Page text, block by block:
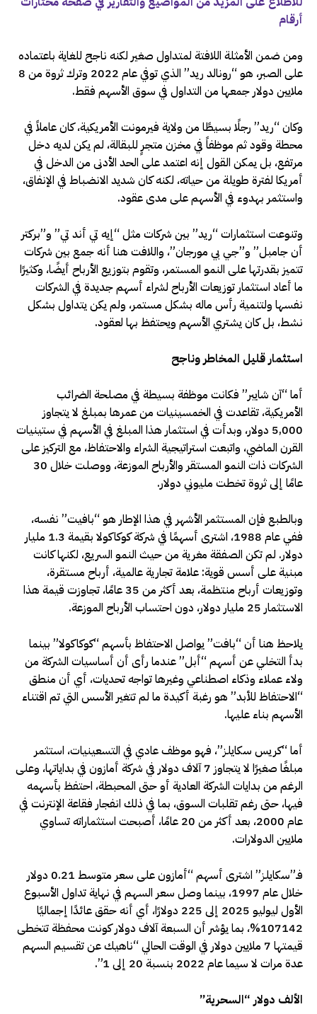
أرقام
ومن ضمن الأمثلة اللافتة لمتداول صغير لكنه ناجح للغاية باعتماده
على الصبر، هو “رونالد ريد” الذي توفي عام 2022 وترك ثروة من 8
ملايين دولار جمعها من التداول في سوق الأسهم فقط.
وكان “ريد” رجلًا بسيطًا من ولاية فيرمونت الأمريكية، كان عاملاً في
محطة وقود ثم موظفاً في مخزن متجرٍ للبقالة، لم يكن لديه دخل
مرتفع، بل يمكن القول إنه اعتمد على الحد الأدنى من الدخل في
أمريكا لفترة طويلة من حياته، لكنه كان شديد الانضباط في الإنفاق،
واستثمر بهدوء في الأسهم على مدى عقود.
وتنوعت استثمارات “ريد” بين شركات مثل “إيه تي أند تي” و”بركتر
أن جامبل” و”جي بي مورجان”، واللافت هنا أنه جمع بين شركات
تتميز بقدرتها على النمو المستمر، وتقوم بتوزيع الأرباح أيضًا، وكثيرًا
ما أعاد استثمار توزيعات الأرباح لشراء أسهم جديدة في الشركات
نفسها ولتنمية رأس ماله بشكل مستمر، ولم يكن يتداول بشكل
نشط، بل كان يشتري الأسهم ويحتفظ بها لعقود.
استثمار قليل المخاطر وناجح
أما “آن شايبر” فكانت موظفة بسيطة في مصلحة الضرائب
الأمريكية، تقاعدت في الخمسينيات من عمرها بمبلغ لا يتجاوز
5,000 دولار، وبدأت في استثمار هذا المبلغ في الأسهم في ستينيات
القرن الماضي، واتبعت استراتيجية الشراء والاحتفاظ، مع التركيز على
الشركات ذات النمو المستقر والأرباح الموزعة، ووصلت خلال 30
عامًا إلى ثروة تخطت مليوني دولار.
وبالطبع فإن المستثمر الأشهر في هذا الإطار هو “بافيت” نفسه،
ففي عام 1988، اشترى أسهمًا في شركة كوكاكولا بقيمة 1.3 مليار
دولار. لم تكن الصفقة مغرية من حيث النمو السريع، لكنها كانت
مبنية على أسس قوية: علامة تجارية عالمية، أرباح مستقرة،
وتوزيعات أرباح منتظمة، بعد أكثر من 35 عامًا، تجاوزت قيمة هذا
الاستثمار 25 مليار دولار، دون احتساب الأرباح الموزعة.
يلاحظ هنا أن “بافت” يواصل الاحتفاظ بأسهم “كوكاكولا” بينما
بدأ التخلي عن أسهم “أبل” عندما رأى أن أساسيات الشركة من
ولاء عملاء وذكاء اصطناعي وغيرها تواجه تحديات، أي أن منطق
“الاحتفاظ للأبد” هو رغبة أكيدة ما لم تتغير الأسس التي تم اقتناء
الأسهم بناء عليها.
أما “كريس سكايلز”، فهو موظف عادي في التسعينيات، استثمر
مبلغًا صغيرًا لا يتجاوز 7 آلاف دولار في شركة أمازون في بداياتها، وعلى
الرغم من بدايات الشركة العادية أو حتى المحبطة، احتفظ بأسهمه
فيها، حتى رغم تقلبات السوق، بما في ذلك انفجار فقاعة الإنترنت في
عام 2000، بعد أكثر من 20 عامًا، أصبحت استثماراته تساوي
ملايين الدولارات.
فـ”سكايلز” اشترى أسهم “أمازون على سعر متوسط 0.21 دولار
خلال عام 1997، بينما وصل سعر السهم في نهاية تداول الأسبوع
الأول ليوليو 2025 إلى 225 دولارًا، أي أنه حقق عائدًا إجماليًا
107142%، بما يؤشر أن السبعة آلاف دولار كونت محفظة تتخطى
قيمتها 7 ملايين دولار في الوقت الحالي “ناهيك عن تقسيم السهم
عدة مرات لا سيما عام 2022 بنسبة 20 إلى 1”.
الألف دولار “السحرية”